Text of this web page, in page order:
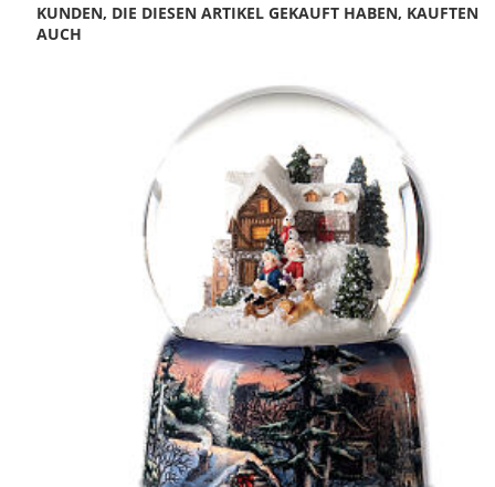
KUNDEN, DIE DIESEN ARTIKEL GEKAUFT HABEN, KAUFTEN
AUCH